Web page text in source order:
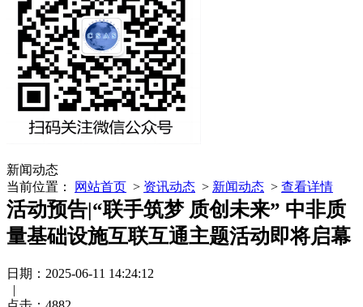
新闻动态
当前位置：
网站首页 > 资讯动态 > 新闻动态 > 查看详情
活动预告|“联手筑梦 质创未来” 中非质
量基础设施互联互通主题活动即将启幕
日期：2025-06-11 14:24:12
|